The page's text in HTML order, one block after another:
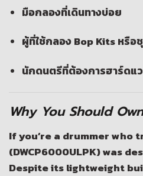
มือกลองที่เดินทางบ่อย
ผู้ที่ใช้กลอง Bop Kits หรือ
นักดนตรีที่ต้องการฮาร์ดแ
Why You Should
If you’re a drummer
(DWCP6000ULPK)was
Despite its lightweight